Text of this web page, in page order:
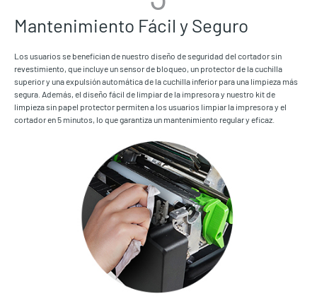
Mantenimiento Fácil y Seguro
Los usuarios se benefician de nuestro diseño de seguridad del cortador sin
revestimiento, que incluye un sensor de bloqueo, un protector de la cuchilla
superior y una expulsión automática de la cuchilla inferior para una limpieza más
segura. Además, el diseño fácil de limpiar de la impresora y nuestro kit de
limpieza sin papel protector permiten a los usuarios limpiar la impresora y el
cortador en 5 minutos, lo que garantiza un mantenimiento regular y eficaz.